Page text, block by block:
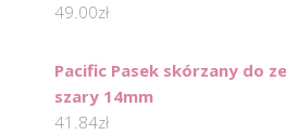
49.00zł
Pacific Pasek skórzany do
szary 14mm
41.84zł